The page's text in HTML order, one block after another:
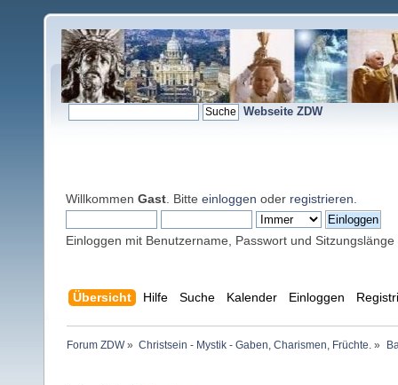
Webseite ZDW
Willkommen Gast . Bitte einloggen oder registrieren
Einloggen mit Benutzername, Passwort und Sitzungslänge
Übersicht Hilfe Suche Kalender Einloggen
Forum ZDW» Christsein - Mystik - Gaben, Charismen, Früchte. »